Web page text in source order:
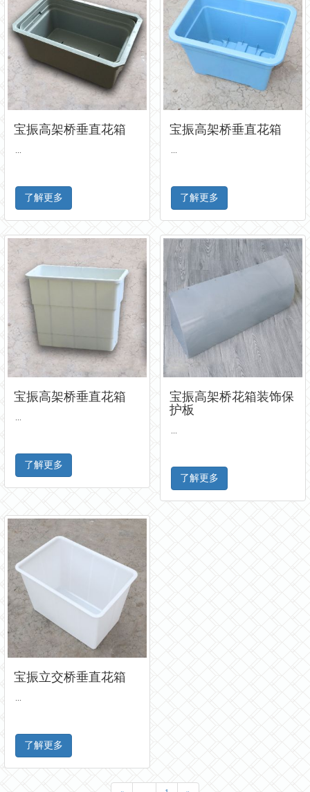
宝振高架桥垂直花箱
...
了解更多
宝振高架桥垂直花箱
...
了解更多
宝振高架桥垂直花箱
...
了解更多
宝振高架桥花箱装饰保
护板
...
了解更多
宝振立交桥垂直花箱
...
了解更多